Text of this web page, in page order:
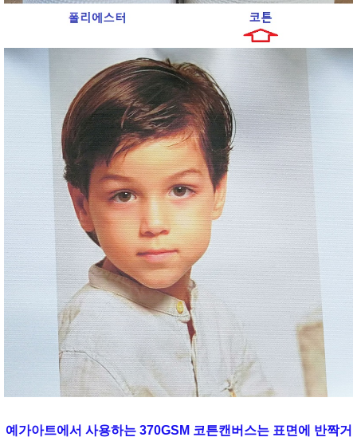
예가아트에서 사용하는 370GSM 코튼캔버스는 표면에 반짝거